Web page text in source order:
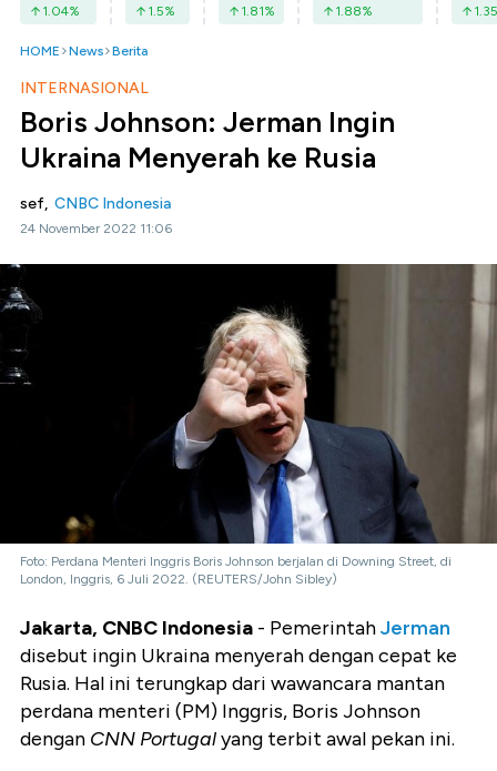
1.04% 1.5% 1.81% 1.88% 1.35
HOME News Berita
INTERNASIONAL
Boris Johnson: Jerman Ingin
Ukraina Menyerah ke Rusia
sef, CNBC Indonesia
24 November 2022 11:06
Foto: Perdana Menteri Inggris Boris Johnson berjalan di Downing Street, di
London, Inggris, 6 Juli 2022. (REUTERS/John Sibley)
Jakarta, CNBC Indonesia - PemerintahJerman
disebut ingin Ukraina menyerah dengan cepat ke
Rusia. Hal ini terungkap dari wawancara mantan
perdana menteri (PM) Inggris, Boris Johnson
dengan CNN Portugalyang terbit awal pekan ini.